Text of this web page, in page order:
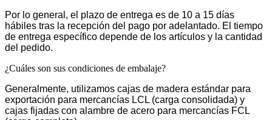
Por lo general, el plazo de entrega es de 10 a 15 días
hábiles tras la recepción del pago por adelantado. El tiempo
de entrega específico depende de los artículos y la cantidad
del pedido.
¿Cuáles son sus condiciones de embalaje?
Generalmente, utilizamos cajas de madera estándar para
exportación para mercancías LCL (carga consolidada) y
cajas fijadas con alambre de acero para mercancías FCL